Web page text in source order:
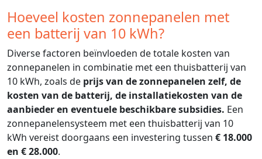
Hoeveel kosten zonnepanelen met
een batterij van 10 kWh?
Diverse factoren beïnvloeden de totale kosten van
zonnepanelen in combinatie met een thuisbatterij van
10 kWh, zoals de prijs van de zonnepanelen zelf, de
kosten van de batterij, de installatiekosten van de
aanbieder en eventuele beschikbare subsidies. Een
zonnepanelensysteem met een thuisbatterij van 10
kWh vereist doorgaans een investering tussen € 18.000
en € 28.000.